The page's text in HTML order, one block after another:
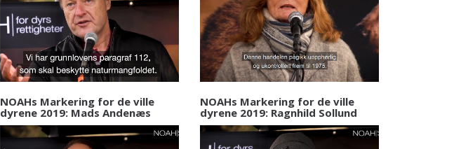
NOAHs Markering for de ville
dyrene 2019: Mads Andenæs
NOAHs Markering for de ville
dyrene 2019: Ragnhild Sollund